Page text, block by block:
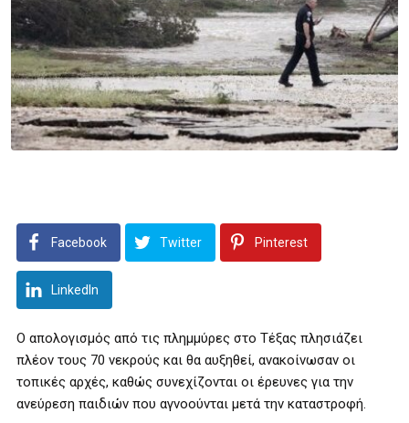
Facebook Twitter Pinterest
LinkedIn
Ο απολογισμός από τις πλημμύρες στο Τέξας πλησιάζει
πλέον τους 70 νεκρούς και θα αυξηθεί, ανακοίνωσαν οι
τοπικές αρχές, καθώς συνεχίζονται οι έρευνες για την
ανεύρεση παιδιών που αγνοούνται μετά την καταστροφή.